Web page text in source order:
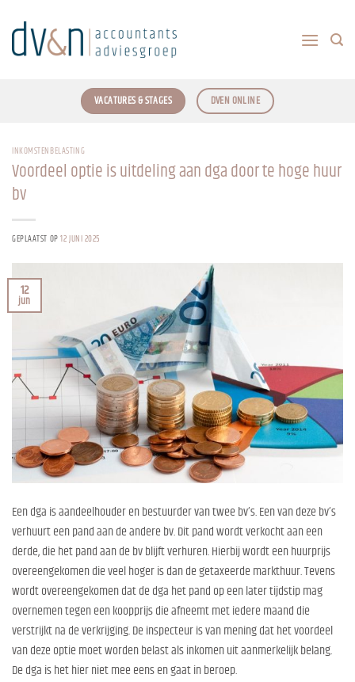
naar
inhoud
VACATURES & STAGES DVEN ONLINE
INKOMSTENBELASTING
Voordeel optie is uitdeling aan dga door te hoge huur
bv
GEPLAATST OP12 JUNI 2025
12
jun
Een dga is aandeelhouder en bestuurder van twee bv’s. Een van deze bv’s
verhuurt een pand aan de andere bv. Dit pand wordt verkocht aan een
derde, die het pand aan de bv blijft verhuren. Hierbij wordt een huurprijs
overeengekomen die veel hoger is dan de getaxeerde markthuur. Tevens
wordt overeengekomen dat de dga het pand op een later tijdstip mag
overnemen tegen een koopprijs die afneemt met iedere maand die
verstrijkt na de verkrijging. De inspecteur is van mening dat het voordeel
van deze optie moet worden belast als inkomen uit aanmerkelijk belang.
De dga is het hier niet mee eens en gaat in beroep.